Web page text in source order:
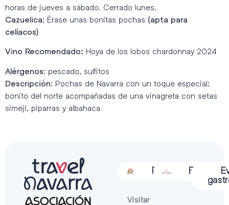
horas de jueves a sábado. Cerrado lunes.
Cazuelica: Érase unas bonitas pochas (apta para
celíacos)
Vino Recomendado: Hoya de los lobos chardonnay 2024
Alérgenos: pescado, sulfitos
Descripción: Pochas de Navarra con un toque especial:
bonito del norte acompañadas de una vinagreta con setas
simeji, piparras y albahaca
Alojamiento
Restauración
Actividades
Visitar